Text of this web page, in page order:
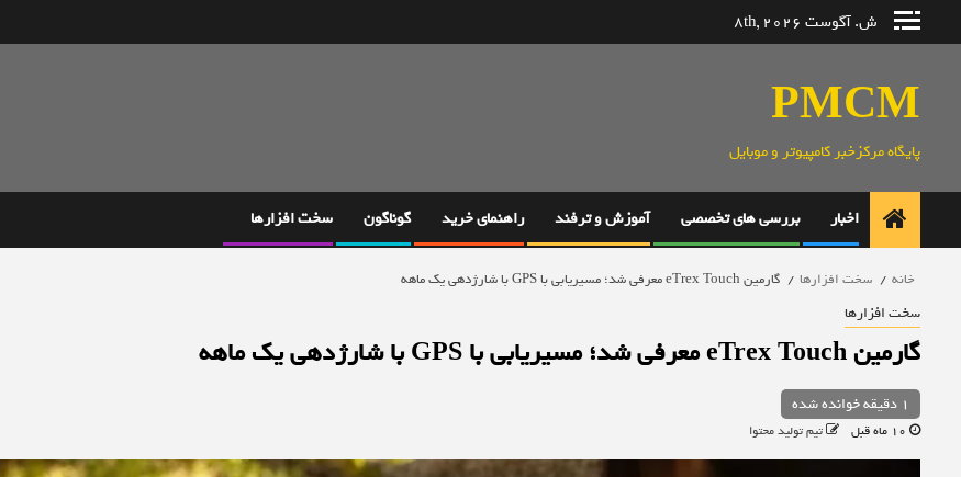
ش. آگوست 8th, 2026
PMCM
پایگاه مرکزخبر کامپیوتر و موبایل
اخبار بررسی های تخصصی آموزش و ترفند راهنمای خرید گوناگون سخت افزارها
خانه سخت افزارها گارمین eTrex Touch معرفی شد؛ مسیریابی با GPS با شارژدهی یک ماهه
سخت افزارها
گارمین eTrex Touch معرفی شد؛ مسیریابی با GPS با شارژدهی یک ماهه
1 دقیقه خوانده شده
تیم تولید محتوا